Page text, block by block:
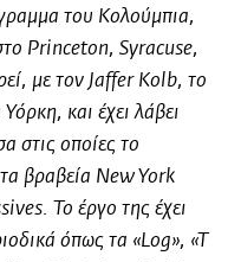
του Κολούμπια,
Princeton, Syracuse,
με τον Jaffer Kolb, το
και έχει λάβει
στις οποίες το
βραβεία New York
Το έργο της έχει
όπως τα «Log», «T